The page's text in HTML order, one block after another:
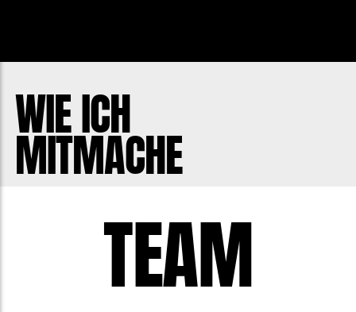
Männergesundheit die mehr als nur
Männer leiden psychisch, sind
selbstmordgefährdet oder haben
einfach den Sinn des Lebens aus den
WIE ICH
MITMACHE
TEAM